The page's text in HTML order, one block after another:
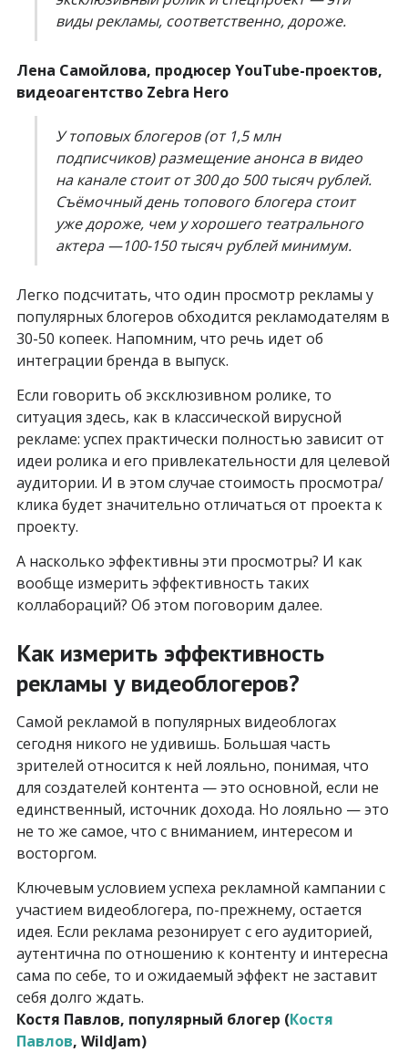
виды рекламы, соответственно, дороже.
Лена Самойлова, продюсер YouTube-проектов,
видеоагентство Zebra Hero
У топовых блогеров (от 1,5 млн
подписчиков) размещение анонса в видео
на канале стоит от 300 до 500 тысяч рублей.
Съёмочный день топового блогера стоит
уже дороже, чем у хорошего театрального
актера —100-150 тысяч рублей минимум.
Легко подсчитать, что один просмотр рекламы у
популярных блогеров обходится рекламодателям в
30-50 копеек. Напомним, что речь идет об
интеграции бренда в выпуск.
Если говорить об эксклюзивном ролике, то
ситуация здесь, как в классической вирусной
рекламе: успех практически полностью зависит от
идеи ролика и его привлекательности для целевой
аудитории. И в этом случае стоимость просмотра/
клика будет значительно отличаться от проекта к
проекту.
А насколько эффективны эти просмотры? И как
вообще измерить эффективность таких
коллабораций? Об этом поговорим далее.
Как измерить эффективность
рекламы у видеоблогеров?
Самой рекламой в популярных видеоблогах
сегодня никого не удивишь. Большая часть
зрителей относится к ней лояльно, понимая, что
для создателей контента — это основной, если не
единственный, источник дохода. Но лояльно — это
не то же самое, что с вниманием, интересом и
восторгом.
Ключевым условием успеха рекламной кампании с
участием видеоблогера, по-прежнему, остается
идея. Если реклама резонирует с его аудиторией,
аутентична по отношению к контенту и интересна
сама по себе, то и ожидаемый эффект не заставит
себя долго ждать.
Костя Павлов, популярный блогер (Костя
Павлов, WildJam)